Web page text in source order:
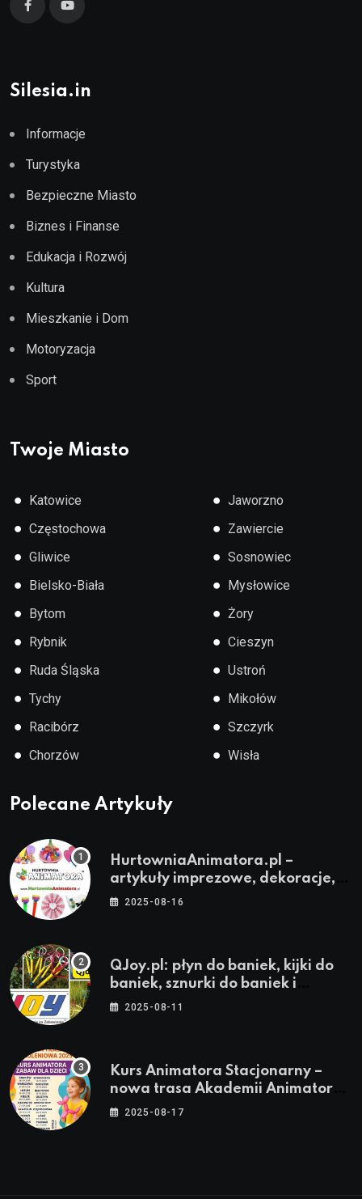
Silesia.in
Informacje
Turystyka
Bezpieczne Miasto
Biznes i Finanse
Edukacja i Rozwój
Kultura
Mieszkanie i Dom
Motoryzacja
Sport
Twoje Miasto
● Katowice
● Częstochowa
● Gliwice
● Bielsko-Biała
● Bytom
● Rybnik
● Ruda Śląska
● Tychy
● Racibórz
● Chorzów
● Jaworzno
● Zawiercie
● Sosnowiec
● Mysłowice
● Żory
● Cieszyn
● Ustroń
● Mikołów
● Szczyrk
● Wisła
Polecane Artykuły
HurtowniaAnimatora.pl –
artykuły imprezowe, dekoracje,
stroje i akcesoria dla animatorów
2025-08-16
QJoy.pl: płyn do baniek, kijki do
baniek, sznurki do baniek i
zestawy do baniek
2025-08-11
Kurs Animatora Stacjonarny –
nowa trasa Akademii Animatora
– jesień 2025
2025-08-17